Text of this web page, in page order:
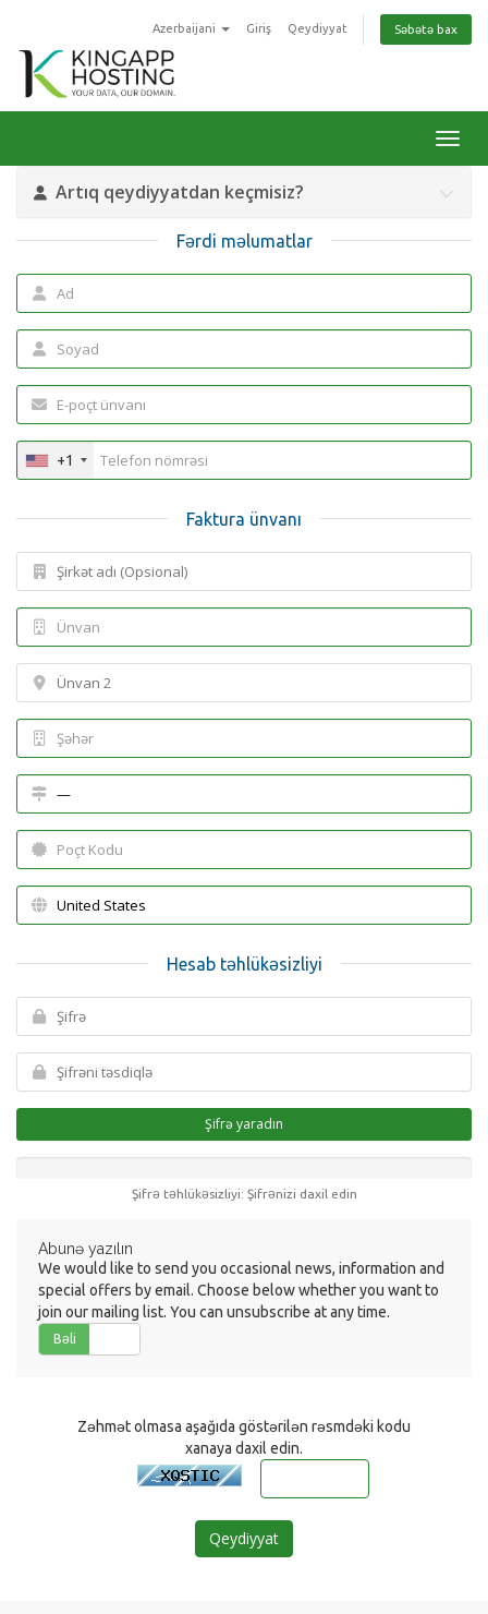
Azerbaijani Giriş Qeydiyyat Səbətə bax
Artıq qeydiyyatdan keçmisiz?
Fərdi məlumatlar
+1
Faktura ünvanı
Hesab təhlükəsizliyi
Şifrə yaradın
Şifrə təhlükəsizliyi: Şifrənizi daxil edin
Abunə yazılın
We would like to send you occasional news, information and
special offers by email. Choose below whether you want to
join our mailing list. You can unsubscribe at any time.
Bəli
Zəhmət olmasa aşağıda göstərilən rəsmdəki kodu
xanaya daxil edin.